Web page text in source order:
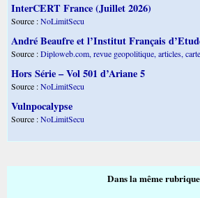
InterCERT France (Juillet 2026)
Source :NoLimitSecu
André Beaufre et l’Institut Français
Source :Diploweb.com, revue geopolitique, articles,
Hors Série – Vol 501 d’Ariane 5
Source :NoLimitSecu
Vulnpocalypse
Source :NoLimitSecu
Dans la même rubrique